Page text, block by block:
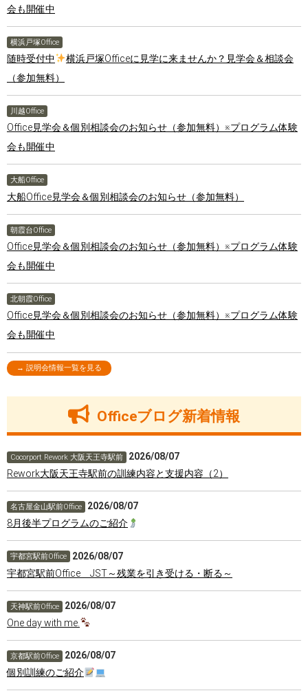
会も開催中
横浜戸塚Office
随時受付中
横浜戸塚Officeに見学に来ませんか？見学会＆相談会
（参加無料）
川越Office
Office見学会＆個別相談会のお知らせ（参加無料）※プログラム体験
会も開催中
大船Office
大船Office見学会＆個別相談会のお知らせ（参加無料）
朝霞台Office
Office見学会＆個別相談会のお知らせ（参加無料）※プログラム体験
会も開催中
北朝霞Office
Office見学会＆個別相談会のお知らせ（参加無料）※プログラム体験
会も開催中
→ 説明会情報一覧を見る
Officeブログ新着情報
Cocorport Rework 大阪天王寺駅前
2026/08/07
Rework大阪天王寺駅前の訓練内容と支援内容（2）
名古屋金山駅前Office
2026/08/07
8月後半プログラムのご紹介
宇都宮駅前Office
2026/08/07
宇都宮駅前Office JST～残業を引き受ける・断る～
天神駅前Office
2026/08/07
One day with me.
京都駅前Office
2026/08/07
個別訓練のご紹介